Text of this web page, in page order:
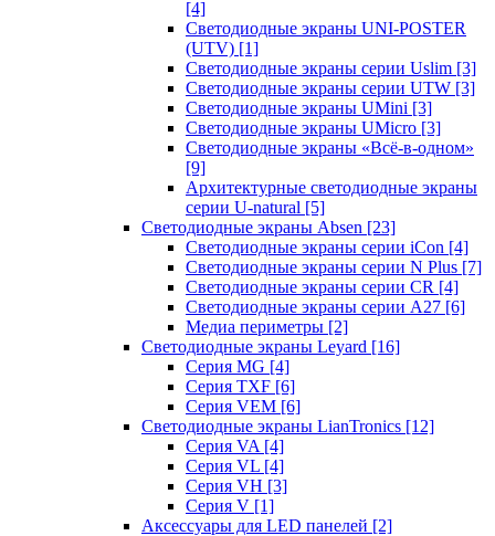
[4]
Светодиодные экраны UNI-POSTER
(UTV) [1]
Светодиодные экраны серии Uslim [3]
Светодиодные экраны серии UTW [3]
Светодиодные экраны UMini [3]
Светодиодные экраны UMicro [3]
Светодиодные экраны «Всё-в-одном»
[9]
Архитектурные светодиодные экраны
серии U-natural [5]
Светодиодные экраны Absen [23]
Светодиодные экраны серии iCon [4]
Светодиодные экраны серии N Plus [7]
Светодиодные экраны серии CR [4]
Светодиодные экраны серии А27 [6]
Медиа периметры [2]
Светодиодные экраны Leyard [16]
Серия MG [4]
Серия TXF [6]
Серия VEM [6]
Светодиодные экраны LianTronics [12]
Серия VA [4]
Серия VL [4]
Серия VH [3]
Серия V [1]
Аксессуары для LED панелей [2]